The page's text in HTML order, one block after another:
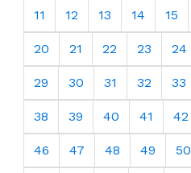
11 12 13 14 15
20 21 22 23 24
29 30 31 32 33
38 39 40 41 42
46 47 48 49 50